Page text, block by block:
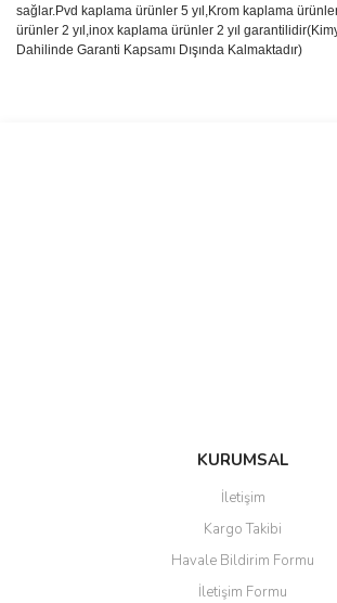
sağlar.Pvd kaplama ürünler 5 yıl,Krom kaplama
ürünler 2 yıl,inox kaplama ürünler 2 yıl
Dahilinde Garanti Kapsamı Dışında Kalmaktadır)
Gönder
KURUMSAL
İletişim
Kargo Takibi
Havale Bildirim Formu
İletişim Formu